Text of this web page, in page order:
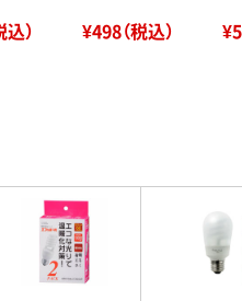
） ¥498（税込）